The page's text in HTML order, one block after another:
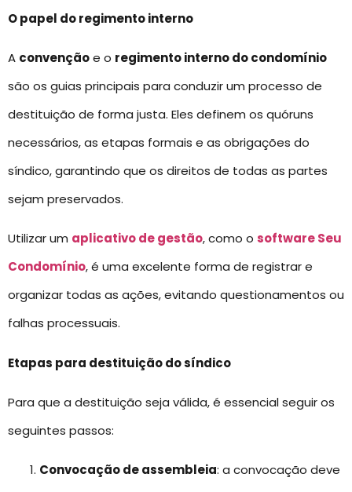
O papel do regimento interno
A convençãoe o regimento interno do condomínio
são os guias principais para conduzir um processo de
destituição de forma justa. Eles definem os quóruns
necessários, as etapas formais e as obrigações do
síndico, garantindo que os direitos de todas as partes
sejam preservados.
Utilizar um aplicativo de gestão, como o software Seu
Condomínio, é uma excelente forma de registrar e
organizar todas as ações, evitando questionamentos ou
falhas processuais.
Etapas para destituição do síndico
Para que a destituição seja válida, é essencial seguir os
seguintes passos:
Convocação de assembleia: a convocação deve